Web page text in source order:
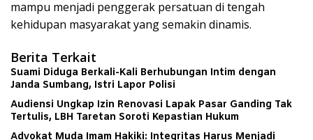
mampu menjadi penggerak persatuan di tengah
kehidupan masyarakat yang semakin dinamis.
Berita Terkait
Suami Diduga Berkali-Kali Berhubungan Intim dengan
Janda Sumbang, Istri Lapor Polisi
Audiensi Ungkap Izin Renovasi Lapak Pasar Ganding Tak
Tertulis, LBH Taretan Soroti Kepastian Hukum
Advokat Muda Imam Hakiki: Integritas Harus Menjadi